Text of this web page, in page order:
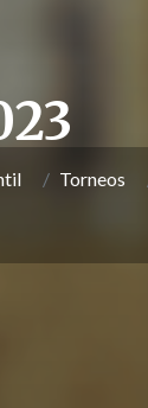
Torneos